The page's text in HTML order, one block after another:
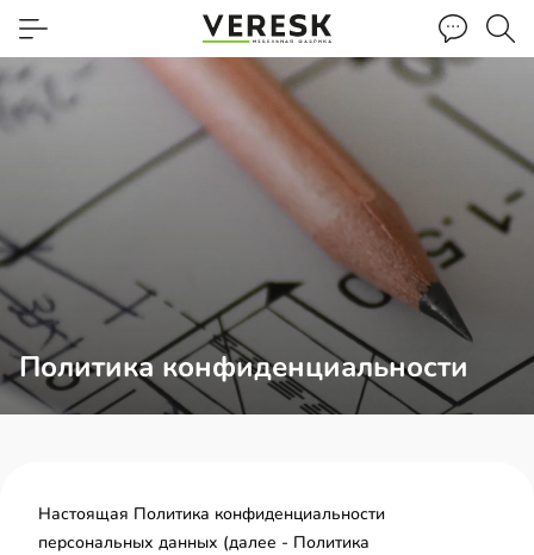
Политика конфиденциальности
Настоящая Политика конфиденциальности
персональных данных (далее - Политика